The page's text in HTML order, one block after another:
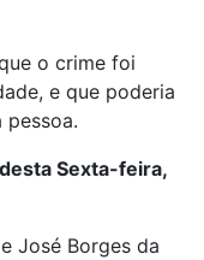
o crime foi
e que poderia
Sexta-feira,
José Borges da